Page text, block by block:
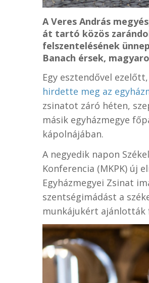
A Veres András
át tartó közös
felszentelésének
Banach érsek,
Egy esztendővel
hirdette meg az
zsinatot záró héten,
másik egyházmegye
kápolnájában.
A negyedik napon
Konferencia (MKPK) új
Egyházmegyei Zsinat
szentségimádást a
munkájukért ajánlották